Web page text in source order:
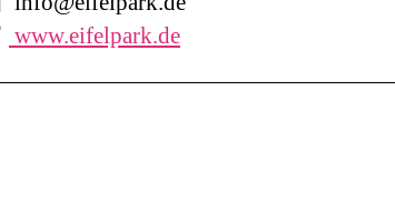
www.eifelpark.de